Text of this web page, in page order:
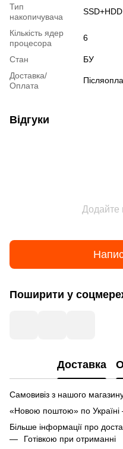
Тип
накопичувача
SSD+HDD
Кількість ядер
процесора
6
Стан
БУ
Доставка/
Оплата
Відгуки
Додайте
Поширити у
Доставка
Самовивіз з нашого
«Новою поштою» по Україні
Більше інформації про
Готівкою при отриманні